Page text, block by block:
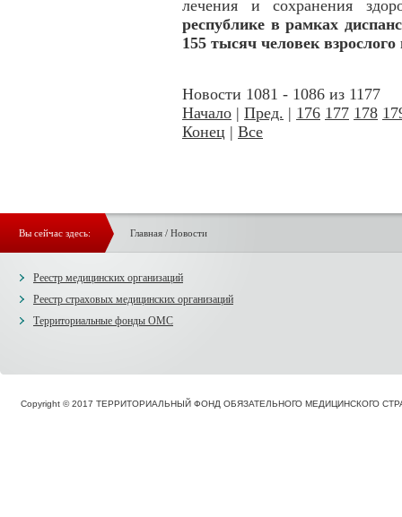
лечения и сохранения
республике в рамках
155 тысяч человек
Новости 1081 - 1086 из 1177
Начало | Пред. | 176 177 178
Конец | Все
Вы сейчас здесь: Главная/ Новости
Реестр медицинских организаций
Реестр страховых медицинских организаций
Территориальные фонды ОМС
Copyright © 2017 ТЕРРИТОРИАЛЬНЫЙ ФОНД ОБЯЗАТЕЛЬНОГО МЕДИЦИНСКОГО